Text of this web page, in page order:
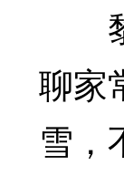
黎
聊家
雪，